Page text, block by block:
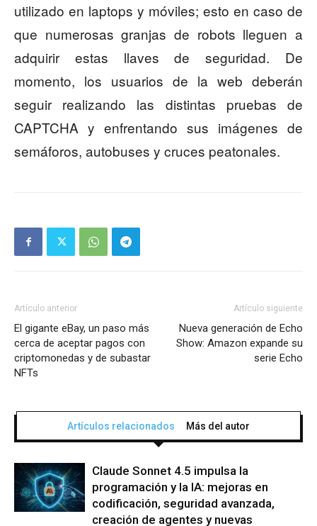
utilizado en laptops y móviles; esto en caso de
que numerosas granjas de robots lleguen a
adquirir estas llaves de seguridad. De
momento, los usuarios de la web deberán
seguir realizando las distintas pruebas de
CAPTCHA y enfrentando sus imágenes de
semáforos, autobuses y cruces peatonales.
Artículo anterior
El gigante eBay, un paso más
cerca de aceptar pagos con
criptomonedas y de subastar
NFTs
Artículo siguiente
Nueva generación de Echo
Show: Amazon expande su
serie Echo
Artículos relacionados Más del autor
Claude Sonnet 4.5 impulsa la
programación y la IA: mejoras en
codificación, seguridad avanzada,
creación de agentes y nuevas